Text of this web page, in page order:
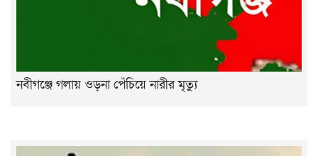
নবীগঞ্জে গলায় ওড়না পেঁচিয়ে নারীর মৃত্যু